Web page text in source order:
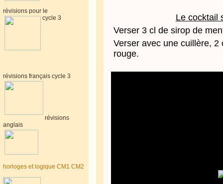
révisions pour le
cycle 3
révisions français cycle 3
révisions
anglais
horloges et logique CM1 CM2
Le cocktail
Verser 3 cl de sirop de
Verser avec une cuillère,
rouge.